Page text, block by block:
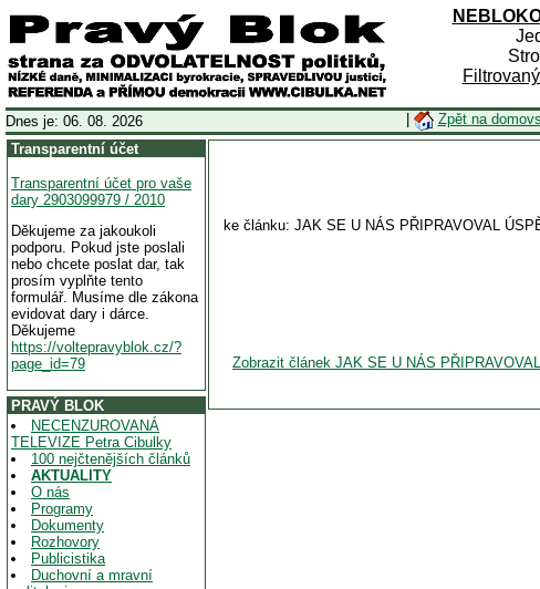
Dnes je: 06. 08. 2026 Zpět na
Transparentní účet
Transparentní účet pro vaše
dary 2903099979 / 2010
Děkujeme za jakoukoli
podporu. Pokud jste poslali
nebo chcete poslat dar, tak
prosím vyplňte tento
formulář. Musíme dle zákona
evidovat dary i dárce.
Děkujeme
https://voltepravyblok.cz/?
page_id=79
PRAVÝ BLOK
NECENZUROVANÁ
TELEVIZE Petra Cibulky
100 nejčtenějších článků
AKTUALITY
O nás
Programy
Dokumenty
Rozhovory
Publicistika
Duchovní a mravní
ke článku: JAK SE U NÁS PŘIPRAVOVAL
Zobrazit článek JAK SE U NÁS